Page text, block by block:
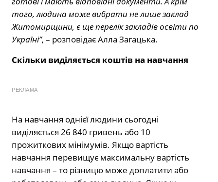
того, людина може вибрати не лише заклад
Житомирщини, є ще перелік закладів освіти по
Україні”, – розповідає Алла Загацька.
Скільки виділяється коштів на навчання
РЕКЛАМА
На навчання однієї людини сьогодні
виділяється 26 840 гривень або 10
прожиткових мінімумів. Якщо вартість
навчання перевищує максимальну вартість
навчання – то різницю може доплатити або